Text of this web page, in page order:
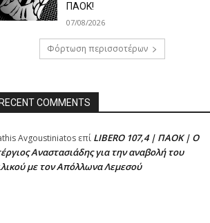
ΠΑΟΚ!
07/08/2026
Φόρτωση περισσοτέρων
COMMENTS
Avgoustiniatos επί LIBERO 107,4 | ΠΑΟΚ | Ο
Αναστασιάδης για την αναβολή του
με τον Απόλλωνα Λεμεσού